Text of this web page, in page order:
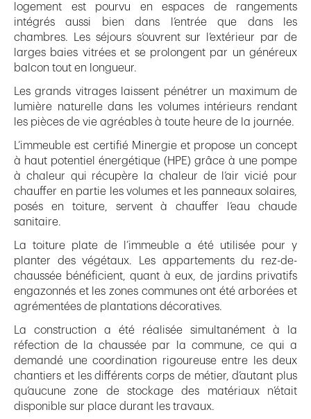
logement est pourvu en espaces de rangements
intégrés aussi bien dans l’entrée que dans les
chambres. Les séjours s’ouvrent sur l’extérieur par de
larges baies vitrées et se prolongent par un généreux
balcon tout en longueur.
Les grands vitrages laissent pénétrer un maximum de
lumière naturelle dans les volumes intérieurs rendant
les pièces de vie agréables à toute heure de la journée.
L’immeuble est certifié Minergie et propose un concept
à haut potentiel énergétique (HPE) grâce à une pompe
à chaleur qui récupère la chaleur de l’air vicié pour
chauffer en partie les volumes et les panneaux solaires,
posés en toiture, servent à chauffer l’eau chaude
sanitaire.
La toiture plate de l’immeuble a été utilisée pour y
planter des végétaux. Les appartements du rez-de-
chaussée bénéficient, quant à eux, de jardins privatifs
engazonnés et les zones communes ont été arborées et
agrémentées de plantations décoratives.
La construction a été réalisée simultanément à la
réfection de la chaussée par la commune, ce qui a
demandé une coordination rigoureuse entre les deux
chantiers et les différents corps de métier, d’autant plus
qu’aucune zone de stockage des matériaux n’était
disponible sur place durant les travaux.